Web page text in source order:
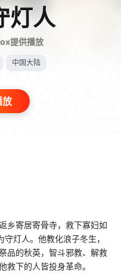
灯人
提供播放
中国大陆
放
乡寄居寄骨寺，救下寡妇如
灯人。他教化浪子冬生，
品的秋英，智斗邪教、解救
救下的人皆投身革命。